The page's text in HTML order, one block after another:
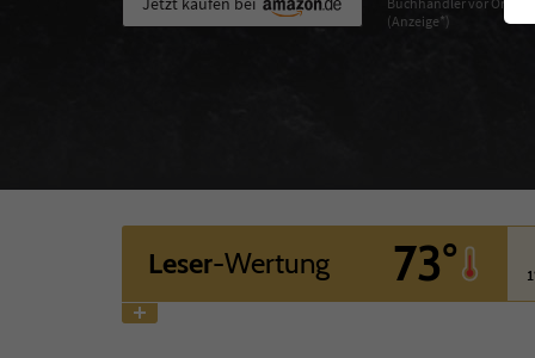
(Anzeige*)
Leser-Wertung 73°